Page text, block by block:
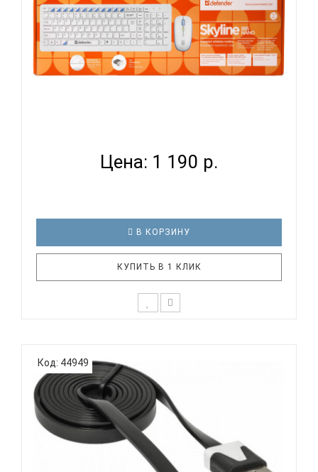
Цена: 1 190 р.
В КОРЗИНУ
КУПИТЬ В 1 КЛИК
клавиши высотой всего 2 мм Многоуровневая
система экономии энергии Набор проработает
дольше без замены батарей Батарейки (в
комплекте) Индикаторы Num Lo..
Код: 44949